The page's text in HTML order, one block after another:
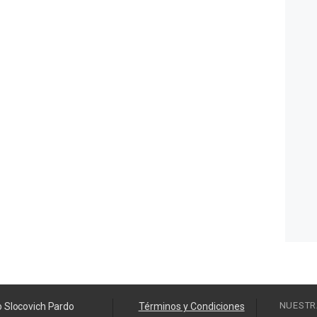
Slocovich Pardo Términos y Condiciones